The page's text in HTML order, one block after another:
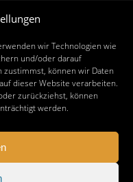
wir Technologien wie
und/oder darauf
zustimmst, können wir Daten
dieser Website verarbeiten.
zurückziehst, können
werden.
fällt 2020 aus